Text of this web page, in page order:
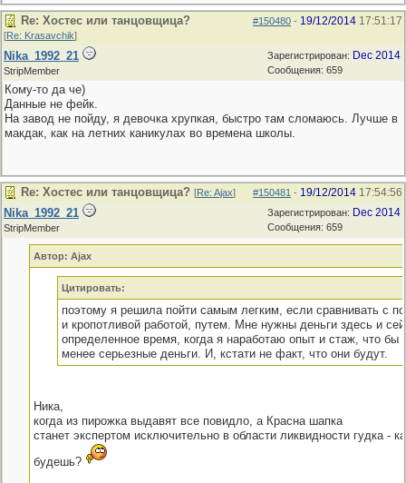
#150480 - 19/12/2014 17:51:17
Re: Хостес или танцовщица?
[Re: Krasavchik]
Зарегистрирован: Dec 2014
Сообщения: 659
Nika_1992_21
StripMember
Кому-то да че)
Данные не фейк.
На завод не пойду, я девочка хрупкая, быстро там сломаюсь. Лучше в
макдак, как на летних каникулах во времена школы.
#150481 - 19/12/2014 17:54:56
Re: Хостес или танцовщица? [Re: Ajax]
Зарегистрирован: Dec 2014
Сообщения: 659
Nika_1992_21
StripMember
Автор: Ajax
Цитировать:
поэтому я решила пойти самым легким, если сравнивать с
и кропотливой работой, путем. Мне нужны деньги здесь и
определенное время, когда я наработаю опыт и стаж, что бы
менее серьезные деньги. И, кстати не факт, что они будут.
Ника,
когда из пирожка выдавят все повидло, а Красна шапка
станет экспертом исключительно в области ликвидности гудка -
будешь?